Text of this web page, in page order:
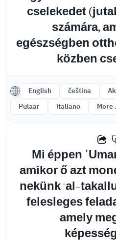
cselekedet
számára,
egészségben
közben
English čeština
Pulaar
italiano More
Mi éppen
amikor ő azt
nekünk "al-
felesleges
amely